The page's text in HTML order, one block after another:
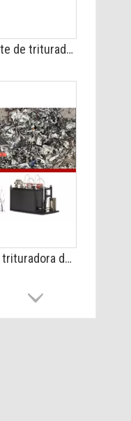
ENERPAT Fabricante de trituradora de tambor de acero MSB-E2200
ENERPAT Máquina trituradora de acero de doble eje MSB-H2200 a la venta